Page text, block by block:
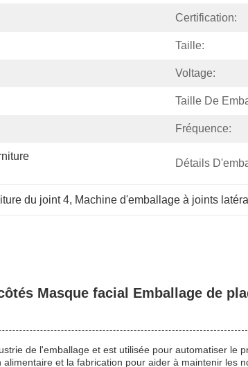
Certification:
Taille:
Voltage:
Taille De
Fréquence:
Détails
du joint 4, Machine d'emballage à joints
Masque facial Emballage de
de l'emballage et est utilisée pour automatiser
et la fabrication pour aider à maintenir les